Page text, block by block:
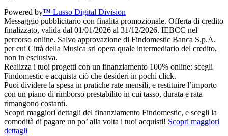
Powered by™ Lusso Digital Division
Messaggio pubblicitario con finalità promozionale. Offerta di credito
finalizzato, valida dal 01/01/2026 al 31/12/2026. IEBCC nel
percorso online. Salvo approvazione di Findomestic Banca S.p.A.
per cui Città della Musica srl opera quale intermediario del credito,
non in esclusiva.
Realizza i tuoi progetti con un finanziamento 100% online: scegli
Findomestic e acquista ciò che desideri in pochi click.
Puoi dividere la spesa in pratiche rate mensili, e restituire l’importo
con un piano di rimborso prestabilito in cui tasso, durata e rata
rimangono costanti.
Scopri maggiori dettagli del finanziamento Findomestic, e scegli la
comodità di pagare un po’ alla volta i tuoi acquisti! Scopri maggiori
dettagli